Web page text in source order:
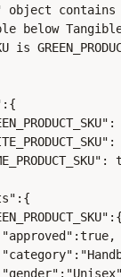
object
below
is